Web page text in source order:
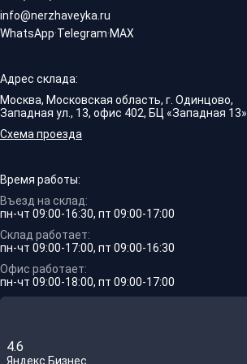
info@nerzhaveyka.ru
WhatsApp·Telegram·MAX
Адрес склада:
Москва, Московская область, г. Одинцово,
Западная ул., 13, офис 402, БЦ «Западная 13».
Схема проезда
Время работы:
Въезд на склад:
пн-чт 09:00-16:30, пт 09:00-17:00
Склад работает:
пн-чт 09:00-17:00, пт 09:00-16:30
Офис работает:
пн-чт 09:00-18:00, пт 09:00-17:00
4.6
Яндекс.Бизнес